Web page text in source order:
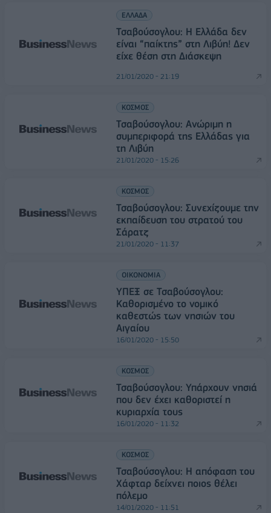
ΕΛΛΑΔΑ
Τσαβούσογλου: Η Ελλάδα δεν
είναι “παίκτης” στη Λιβύη! Δεν
είχε θέση στη Διάσκεψη
21/01/2020 - 21:19
ΚΟΣΜΟΣ
Τσαβούσογλου: Ανώριμη η
συμπεριφορά της Ελλάδας για
τη Λιβύη
21/01/2020 - 15:26
ΚΟΣΜΟΣ
Τσαβούσογλου: Συνεχίζουμε την
εκπαίδευση του στρατού του
Σάρατζ
21/01/2020 - 11:37
ΟΙΚΟΝΟΜΙΑ
ΥΠΕΞ σε Τσαβούσογλου:
Καθορισμένο το νομικό
καθεστώς των νησιών του
Αιγαίου
16/01/2020 - 15:50
ΚΟΣΜΟΣ
Τσαβούσογλου: Υπάρχουν νησιά
που δεν έχει καθοριστεί η
κυριαρχία τους
16/01/2020 - 11:32
ΚΟΣΜΟΣ
Τσαβούσογλου: Η απόφαση του
Χάφταρ δείχνει ποιος θέλει
πόλεμο
14/01/2020 - 11:51